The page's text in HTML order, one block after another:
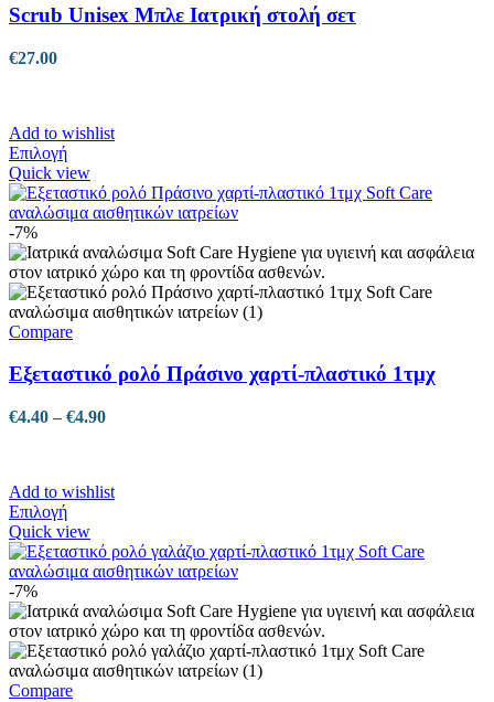
επιλεγούν
στη
Scrub Unisex Μπλε Ιατρική στολή σετ
€27.00
Add to wishlist
ΕπιλογήΑυτό
το
προϊόν
έχει
παραλλαγές.
Οι
επιλογές
μπορούν
να
στη
του
Quick view
-7%
Compare
Εξεταστικό ρολό Πράσινο χαρτί-πλαστικό 1τμχ
€4.40 – €4.90Price
€4.90
Add to wishlist
ΕπιλογήΑυτό
το
προϊόν
έχει
παραλλαγές.
Οι
επιλογές
μπορούν
να
Quick view
-7%
Compare